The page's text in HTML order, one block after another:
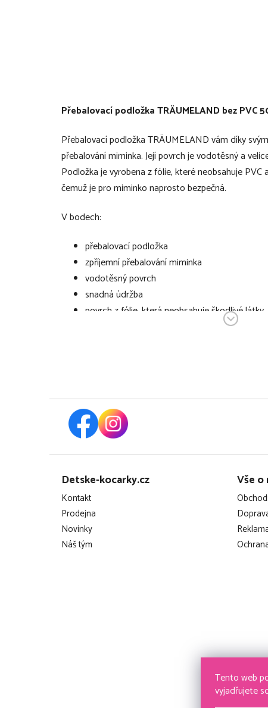
Tento web
vyjadřujete
Přebalovací podložka TRÄUMELAND bez PVC
Přebalovací podložka TRÄUMELAND vám díky
přebalování miminka. Její povrch je vodotěsný a
Podložka je vyrobena z fólie, které neobsahuje PVC
čemuž je pro miminko naprosto bezpečná.
V bodech:
přebalovací podložka
zpříjemní přebalování miminka
vodotěsný povrch
snadná údržba
povrch z fólie, která neobsahuje škodlivé látky
mají pouze informativní charakter.
Detske-kocarky.cz
Kontakt
Prodejna
Novinky
Náš tým
Vše o